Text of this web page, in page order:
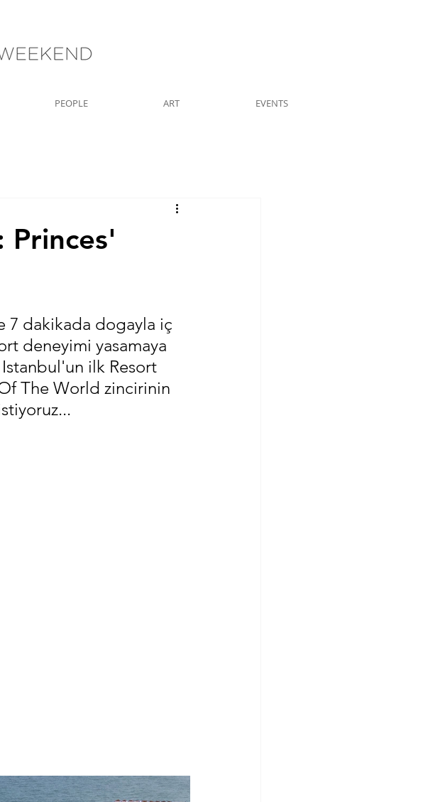
EVENTS
ART
PEOPLE
Princes'
7 dakikada dogayla iç
deneyimi yasamaya
Istanbul'un ilk Resort
The World zincirinin